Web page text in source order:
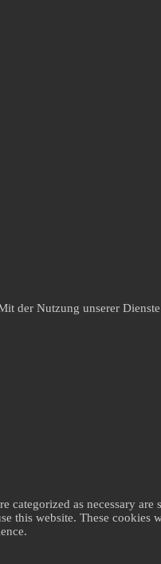
der Nutzung unserer
as necessary are
this website. These